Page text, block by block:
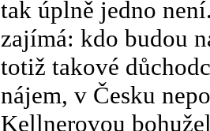
tak úplně jedno
zajímá: kdo budou
totiž takové
nájem, v Česku
Kellnerovou